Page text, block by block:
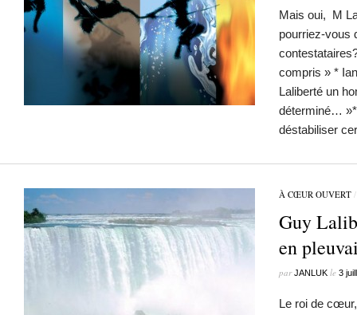
Mais oui, M
pourriez-vous
compris » *
Laliberté un
déterminé…
déstabiliser
À CŒUR OUVERT
Guy
en
parJANLUK le 3
Le roi de